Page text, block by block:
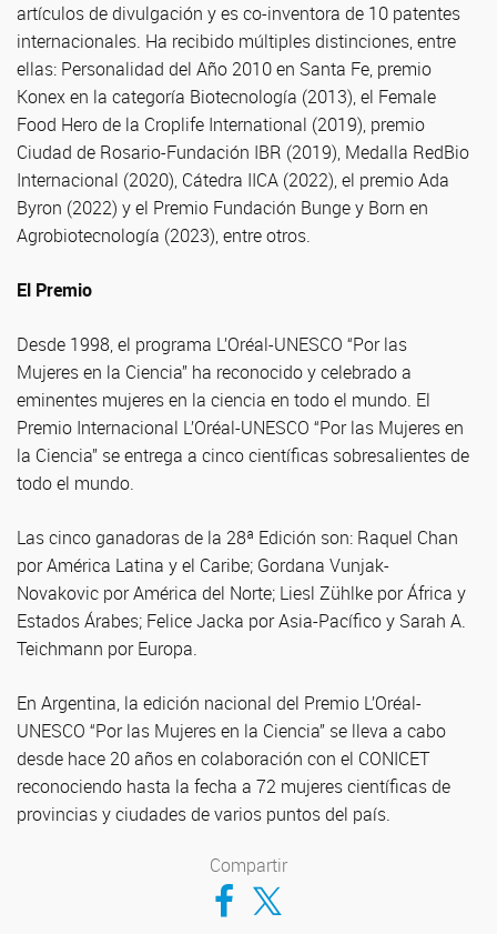
artículos de divulgación y es co-inventora de 10 patentes
internacionales. Ha recibido múltiples distinciones, entre
ellas: Personalidad del Año 2010 en Santa Fe, premio
Konex en la categoría Biotecnología (2013), el Female
Food Hero de la Croplife International (2019), premio
Ciudad de Rosario-Fundación IBR (2019), Medalla RedBio
Internacional (2020), Cátedra IICA (2022), el premio Ada
Byron (2022) y el Premio Fundación Bunge y Born en
Agrobiotecnología (2023), entre otros.
El Premio
Desde 1998, el programa L’Oréal-UNESCO “Por las
Mujeres en la Ciencia” ha reconocido y celebrado a
eminentes mujeres en la ciencia en todo el mundo. El
Premio Internacional L’Oréal-UNESCO “Por las Mujeres en
la Ciencia” se entrega a cinco científicas sobresalientes de
todo el mundo.
Las cinco ganadoras de la 28ª Edición son: Raquel Chan
por América Latina y el Caribe; Gordana Vunjak-
Novakovic por América del Norte; Liesl Zühlke por África y
Estados Árabes; Felice Jacka por Asia-Pacífico y Sarah A.
Teichmann por Europa.
En Argentina, la edición nacional del Premio L’Oréal-
UNESCO “Por las Mujeres en la Ciencia” se lleva a cabo
desde hace 20 años en colaboración con el CONICET
reconociendo hasta la fecha a 72 mujeres científicas de
provincias y ciudades de varios puntos del país.
Compartir
Compartir en Facebook
Compartir en Twitter